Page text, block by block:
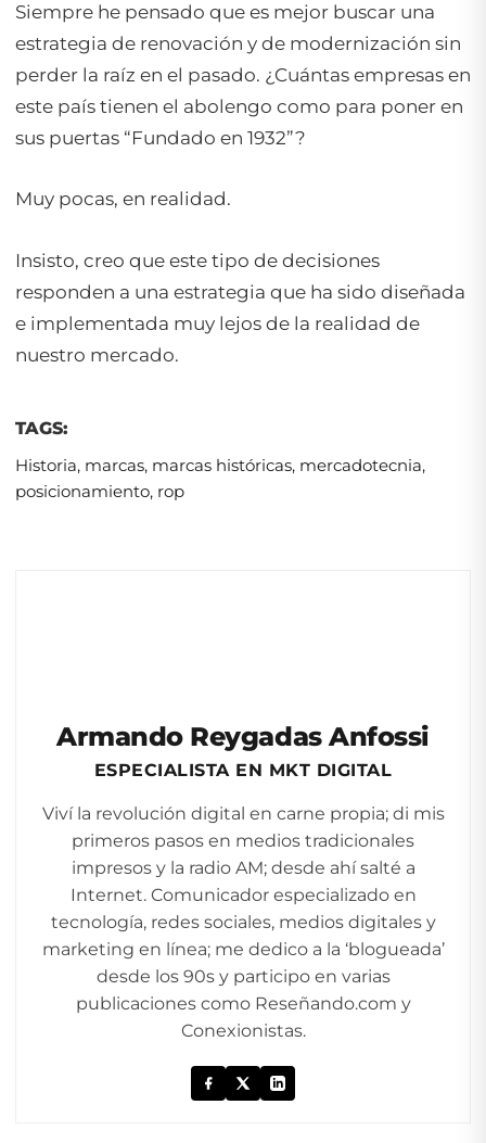
Siempre he pensado que es mejor buscar una
estrategia de renovación y de modernización sin
perder la raíz en el pasado. ¿Cuántas empresas en
este país tienen el abolengo como para poner en
sus puertas “Fundado en 1932”?
Muy pocas, en realidad.
Insisto, creo que este tipo de decisiones
responden a una estrategia que ha sido diseñada
e implementada muy lejos de la realidad de
nuestro mercado.
TAGS:
Historia, marcas, marcas históricas, mercadotecnia,
posicionamiento, rop
Armando Reygadas Anfossi
ESPECIALISTA EN MKT DIGITAL
Viví la revolución digital en carne propia; di mis
primeros pasos en medios tradicionales
impresos y la radio AM; desde ahí salté a
Internet. Comunicador especializado en
tecnología, redes sociales, medios digitales y
marketing en línea; me dedico a la ‘blogueada’
desde los 90s y participo en varias
publicaciones como Reseñando.com y
Conexionistas.